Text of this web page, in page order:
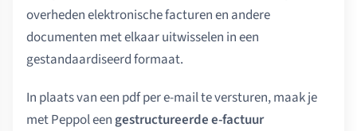
overheden elektronische facturen en andere
documenten met elkaar uitwisselen in een
gestandaardiseerd formaat.
In plaats van een pdf per e-mail te versturen, maak je
met Peppol een gestructureerde e-factuur